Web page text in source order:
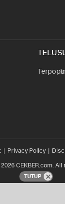
Privacy Policy
CEKBER.com.
TUTUP